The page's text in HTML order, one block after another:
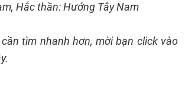
Hắc thần: Hướng Tây Nam
tìm nhanh hơn, mời bạn click vào